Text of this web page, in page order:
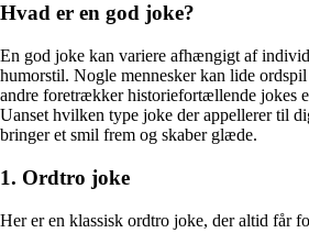
Hvad er en god joke?
En god joke kan variere afhængigt af
humorstil. Nogle mennesker kan lide
andre foretrækker historiefortællende jokes
Uanset hvilken type joke der appellerer til
bringer et smil frem og skaber glæde.
1. Ordtro joke
Her er en klassisk ordtro joke, der altid får